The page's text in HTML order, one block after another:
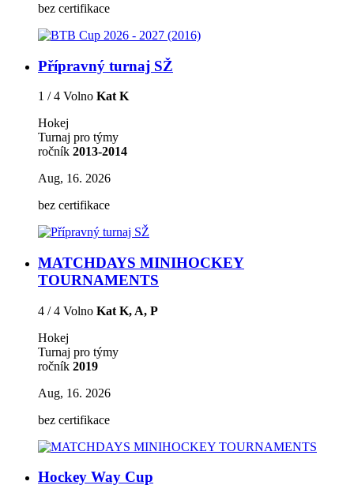
bez certifikace
Přípravný turnaj SŽ
1 / 4 Volno Kat K
Hokej
Turnaj pro týmy
ročník 2013-2014
Aug, 16. 2026
bez certifikace
MATCHDAYS MINIHOCKEY
TOURNAMENTS
4 / 4 Volno Kat K, A, P
Hokej
Turnaj pro týmy
ročník 2019
Aug, 16. 2026
bez certifikace
Hockey Way Cup